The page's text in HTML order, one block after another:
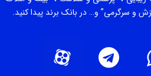
و سرگرمی” و… در بانک برند پیدا کنید.